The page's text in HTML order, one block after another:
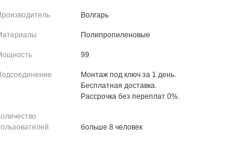
Волгарь
Полипропиленовые
99
Монтаж под ключ за 1 день.
Бесплатная доставка.
Рассрочка без переплат 0%.
больше 8 человек